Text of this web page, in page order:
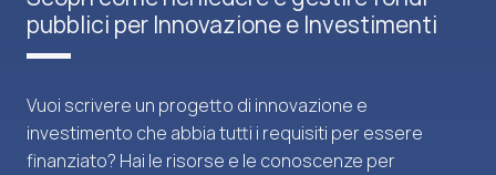
pubblici per Innovazione e Investimenti
Vuoi scrivere un progetto di innovazione e
investimento che abbia tutti i requisiti per essere
finanziato? Hai le risorse e le conoscenze per